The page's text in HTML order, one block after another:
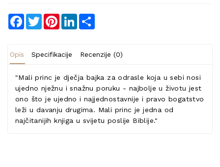
Facebook
TwitterPinterestLinkedIn
Opis Specifikacije Recenzije (0)
"Mali princ je dječja bajka za odrasle koja u sebi nosi
ujedno nježnu i snažnu poruku - najbolje u životu jest
ono što je ujedno i najjednostavnije i pravo bogatstvo
leži u davanju drugima. Mali princ je jedna od
najčitanijih knjiga u svijetu poslije Biblije."